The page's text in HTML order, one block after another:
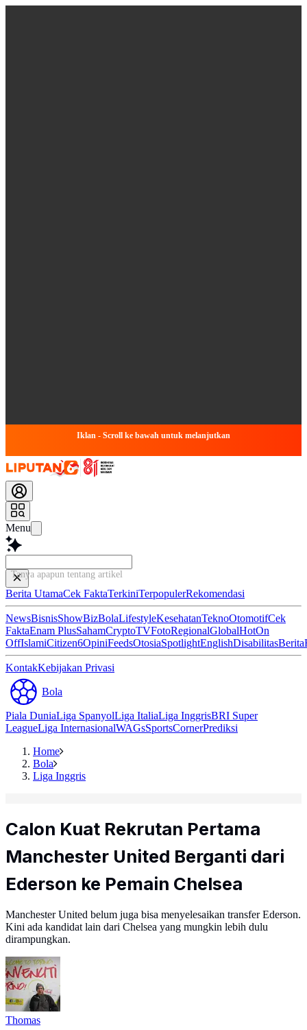
Iklan - Scroll ke bawah untuk melanjutkan
Menu
Tanya apapun tentang artikel ini...
Berita UtamaCek FaktaTerkiniTerpopulerRekomendasi
NewsBisnisShowBizBolaLifestyleKesehatanTeknoOtomotifCek
FaktaEnam PlusSahamCryptoTVFotoRegionalGlobalHotOn
OffIslamiCitizen6OpiniFeedsOtosiaSpotlightEnglishDisabilitasBerita
KontakKebijakan Privasi
Bola
Piala DuniaLiga SpanyolLiga ItaliaLiga InggrisBRI Super
LeagueLiga InternasionalWAGsSportsCornerPrediksi
Home
Bola
Liga Inggris
Calon Kuat Rekrutan Pertama
Manchester United Berganti dari
Ederson ke Pemain Chelsea
Manchester United belum juga bisa menyelesaikan transfer Ederson.
Kini ada kandidat lain dari Chelsea yang mungkin lebih dulu
dirampungkan.
Thomas